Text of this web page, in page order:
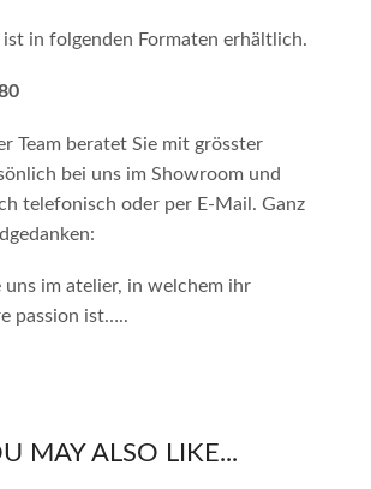
ist in folgenden Formaten erhältlich.
Team beratet Sie mit grösster
bei uns im Showroom und
telefonisch oder per E-Mail. Ganz
uns im atelier, in welchem ihr
passion ist…..
MAY ALSO LIKE...